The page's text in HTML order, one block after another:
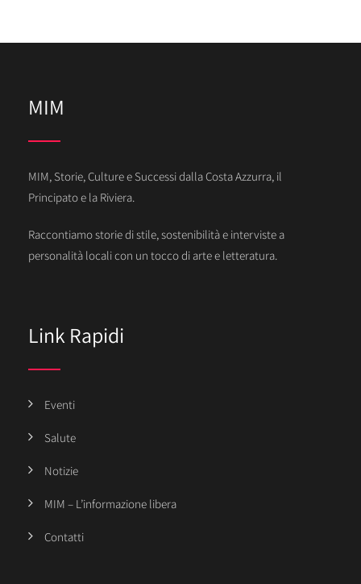
MIM
MIM, Storie, Culture e Successi dalla Costa Azzurra, il
Principato e la Riviera.
Raccontiamo storie di stile, sostenibilità e interviste a
personalità locali con un tocco di arte e letteratura.
Link Rapidi
Eventi
Salute
Notizie
MIM – L’informazione libera
Contatti